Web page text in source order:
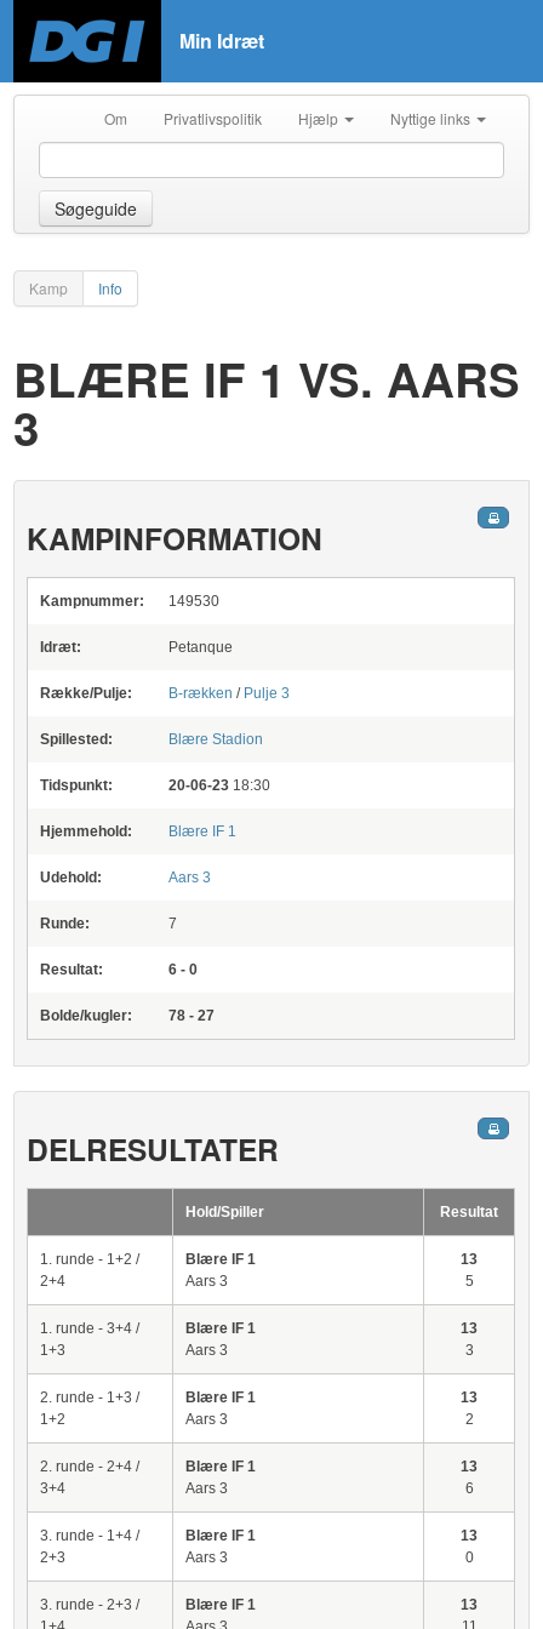
Min Idræt
Om Privatlivspolitik Hjælp Nyttige links
Søgeguide
Kamp Info
BLÆRE IF 1 VS. AARS
3
KAMPINFORMATION
Kampnummer: 149530
Idræt: Petanque
Række/Pulje: B-rækken / Pulje 3
Spillested: Blære Stadion
Tidspunkt: 20-06-23 18:30
Hjemmehold: Blære IF 1
Udehold: Aars 3
Runde: 7
Resultat: 6 - 0
Bolde/kugler: 78 - 27
DELRESULTATER
Hold/Spiller Resultat
1. runde - 1+2 /
2+4
Blære IF 1
Aars 3
13
5
1. runde - 3+4 /
1+3
Blære IF 1
Aars 3
13
3
2. runde - 1+3 /
1+2
Blære IF 1
Aars 3
13
2
2. runde - 2+4 /
3+4
Blære IF 1
Aars 3
13
6
3. runde - 1+4 /
2+3
Blære IF 1
Aars 3
13
0
3. runde - 2+3 /
Blære IF 1
13